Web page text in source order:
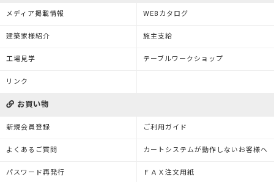
メディア掲載情報 WEBカタログ
建築家様紹介 施主支給
工場見学 テーブルワークショップ
リンク
お買い物
新規会員登録 ご利用ガイド
よくあるご質問 カートシステムが動作しないお客様へ
パスワード再発行 ＦＡＸ注文用紙